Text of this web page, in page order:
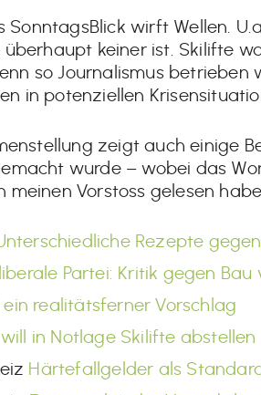
SonntagsBlick wirft Wellen.
keiner ist. Skilifte
so Journalismus
in potenziellen
zeigt auch einige
wurde – wobei das
meinen Vorstoss gelesen
Rezepte
Partei: Kritik gegen
ein realitätsferner Vorschlag
will in Notlage Skilifte abstellen
Härtefallgelder als